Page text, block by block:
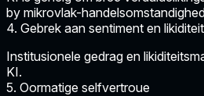
by mikrovlak-
4. Gebrek aan sentiment en
Institusionele gedrag en
KI.
5. Oormatige selfvertroue